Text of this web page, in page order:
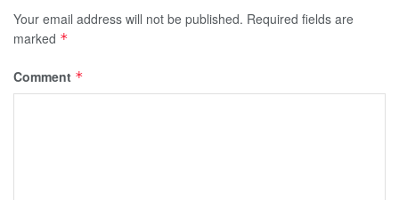
Your email address will not be published. Required fields are
marked *
Comment *